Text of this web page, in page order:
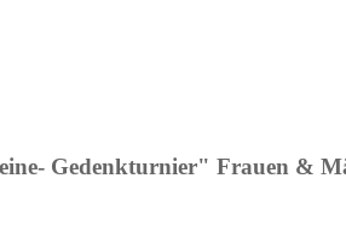
Gedenkturnier" Frauen &